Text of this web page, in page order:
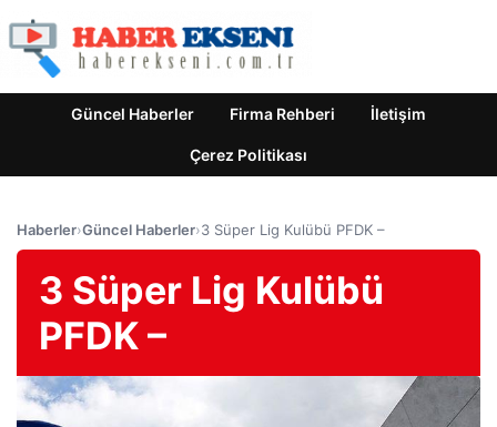
Güncel Haberler Firma Rehberi İletişim
Çerez Politikası
Haberler›Güncel Haberler›3 Süper Lig Kulübü PFDK –
3 Süper Lig Kulübü
PFDK –